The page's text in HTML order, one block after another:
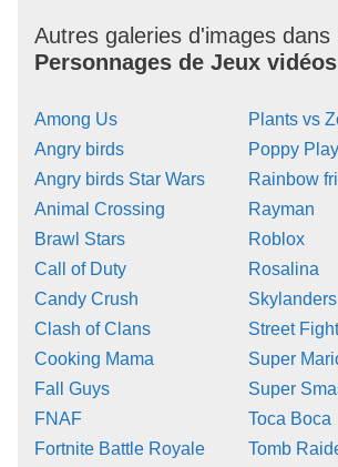
Autres galeries d'images dans
Personnages de Jeux vidéos
Among Us
Angry birds
Angry birds Star Wars
Animal Crossing
Brawl Stars
Call of Duty
Candy Crush
Clash of Clans
Cooking Mama
Fall Guys
FNAF
Fortnite Battle Royale
Plants vs
Poppy
Rainbow
Rayman
Roblox
Rosalina
Skylanders
Street
Super
Super
Toca Boca
Tomb